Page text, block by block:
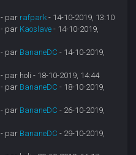
- par rafpark - 14-10-2019, 13:10
- par Kaoslave - 14-10-2019,
- par BananeDC - 14-10-2019,
- par holi - 18-10-2019, 14:44
- par BananeDC - 18-10-2019,
- par BananeDC - 26-10-2019,
- par BananeDC - 29-10-2019,